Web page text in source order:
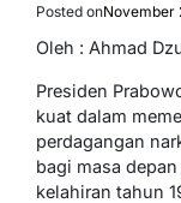
Posted onNovember
Oleh : Ahmad
Presiden
kuat dalam
perdagangan
bagi masa
kelahiran tahun